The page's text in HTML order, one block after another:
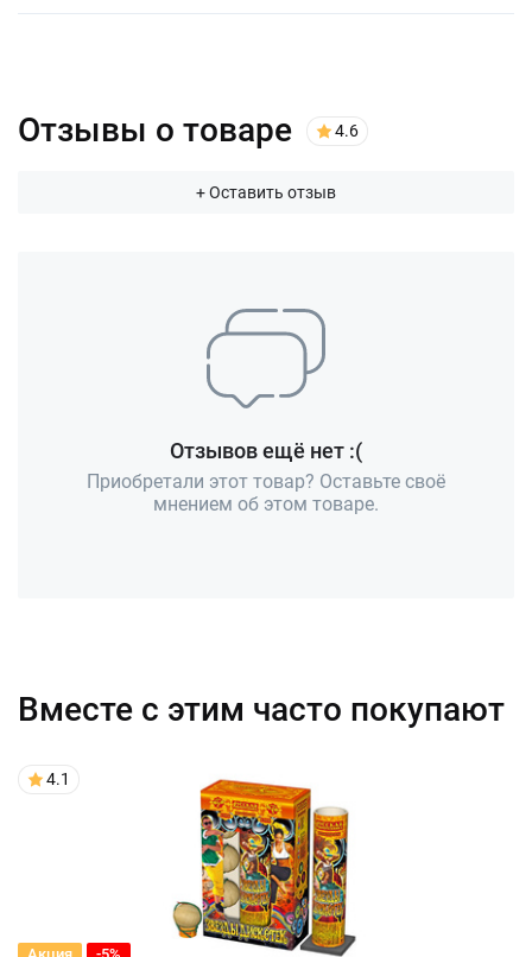
Отзывы о товаре 4.6
+ Оставить отзыв
Отзывов ещё нет :(
Приобретали этот товар? Оставьте своё
мнением об этом товаре.
Вместе с этим часто покупают
4.1